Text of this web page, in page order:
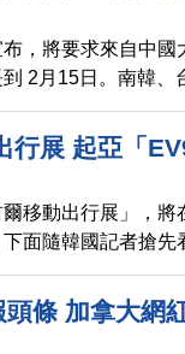
布，將要求來自中
2月15日。南韓、
行展 起亞「
移動出行展」，將
面隨韓國記者搶先
條 加拿大網